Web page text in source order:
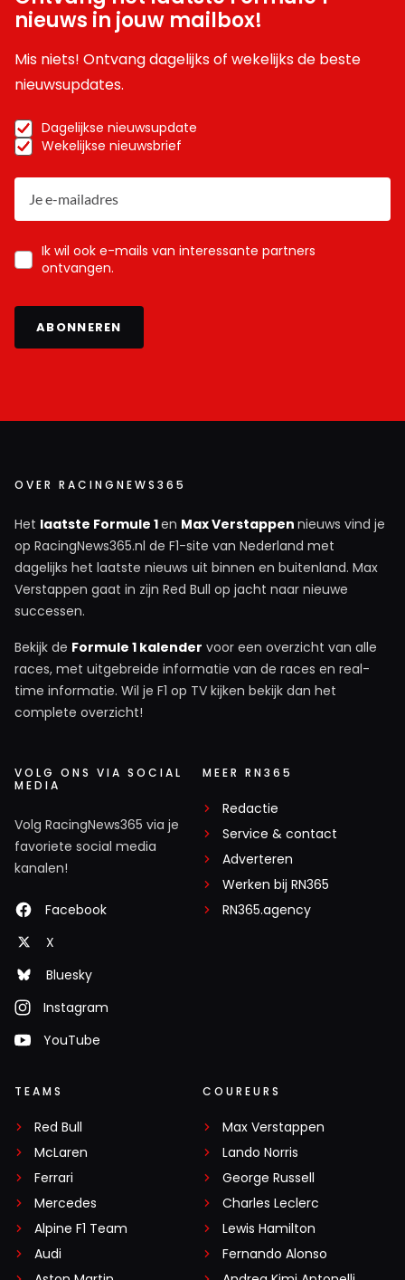
nieuws in jouw mailbox!
Mis niets! Ontvang dagelijks of wekelijks de beste
nieuwsupdates.
Dagelijkse nieuwsupdate
Wekelijkse nieuwsbrief
Ik wil ook e-mails van interessante partners
ontvangen.
ABONNEREN
OVER RACINGNEWS365
Het laatste Formule 1en Max Verstappen nieuws vind je
op RacingNews365.nl de F1-site van Nederland met
dagelijks het laatste nieuws uit binnen en buitenland. Max
Verstappen gaat in zijn Red Bull op jacht naar nieuwe
successen.
Bekijk de Formule 1 kalender voor een overzicht van alle
races, met uitgebreide informatie van de races en real-
time informatie. Wil je F1 op TV kijken bekijk dan het
complete overzicht!
VOLG ONS VIA SOCIAL
MEDIA
Volg RacingNews365 via je
favoriete social media
kanalen!
Facebook
X
Bluesky
Instagram
YouTube
MEER RN365
Redactie
Service & contact
Adverteren
Werken bij RN365
RN365.agency
TEAMS
Red Bull
McLaren
Ferrari
Mercedes
Alpine F1 Team
Audi
COUREURS
Max Verstappen
Lando Norris
George Russell
Charles Leclerc
Lewis Hamilton
Fernando Alonso